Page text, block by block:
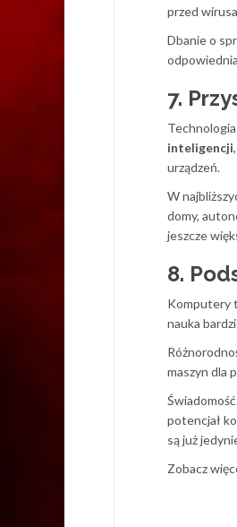
przed
Dbanie o
7.
inteligencji
urządzeń.
W
domy,
jeszcze
8.
Komputery
nauka
maszyn dla
potencjał
są już
Zobacz